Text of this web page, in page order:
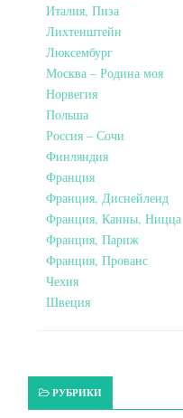
Италия, Пиза
Лихтенштейн
Люксембург
Москва – Родина моя
Норвегия
Польша
Россия – Сочи
Финляндия
Франция
Франция, Диснейленд
Франция, Канны, Ницца
Франция, Париж
Франция, Прованс
Чехия
Швеция
РУБРИКИ